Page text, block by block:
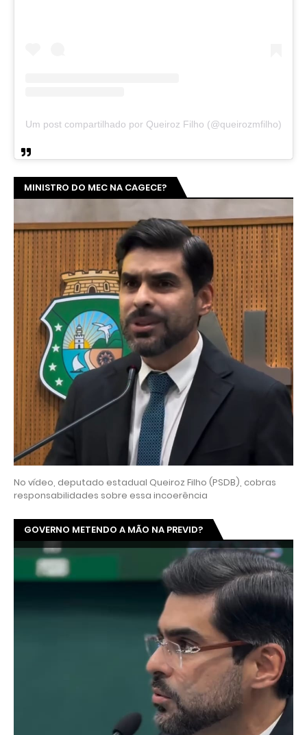
Um post compartilhado por Queiroz Filho (@queirozmfilho)
MINISTRO DO MEC NA CAGECE?
No vídeo, deputado estadual Queiroz Filho (PSDB), cobras
responsabilidades sobre essa incoerência
GOVERNO METENDO A MÃO NA PREVID?